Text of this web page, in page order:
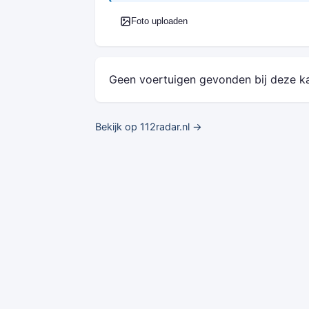
Foto uploaden
Geen voertuigen gevonden bij deze
Bekijk op 112radar.nl →